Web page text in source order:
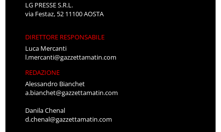
LG PRESSE S.R.L.
via Festaz, 52 11100 AOSTA
DIRETTORE RESPONSABILE
Luca Mercanti
l.mercanti@gazzettamatin.com
REDAZIONE
Alessandro Bianchet
a.bianchet@gazzettamatin.com
Danila Chenal
d.chenal@gazzettamatin.com